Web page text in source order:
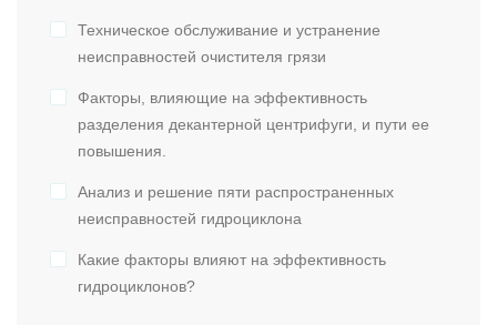
Техническое обслуживание и устранение
неисправностей очистителя грязи
Факторы, влияющие на эффективность
разделения декантерной центрифуги, и пути ее
повышения.
Анализ и решение пяти распространенных
неисправностей гидроциклона
Какие факторы влияют на эффективность
гидроциклонов?